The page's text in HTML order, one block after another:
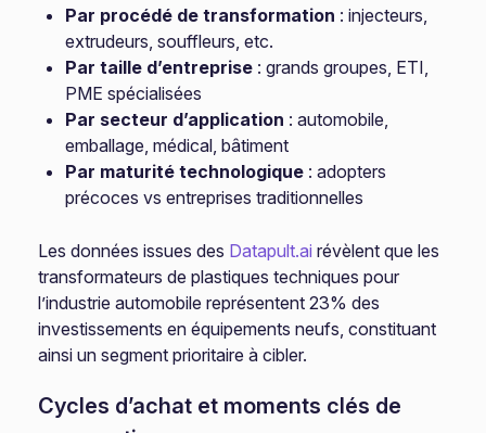
Par procédé de transformation : injecteurs,
extrudeurs, souffleurs, etc.
Par taille d’entreprise : grands groupes, ETI,
PME spécialisées
Par secteur d’application : automobile,
emballage, médical, bâtiment
Par maturité technologique : adopters
précoces vs entreprises traditionnelles
Les données issues des Datapult.ai révèlent que les
transformateurs de plastiques techniques pour
l’industrie automobile représentent 23% des
investissements en équipements neufs, constituant
ainsi un segment prioritaire à cibler.
Cycles d’achat et moments clés de